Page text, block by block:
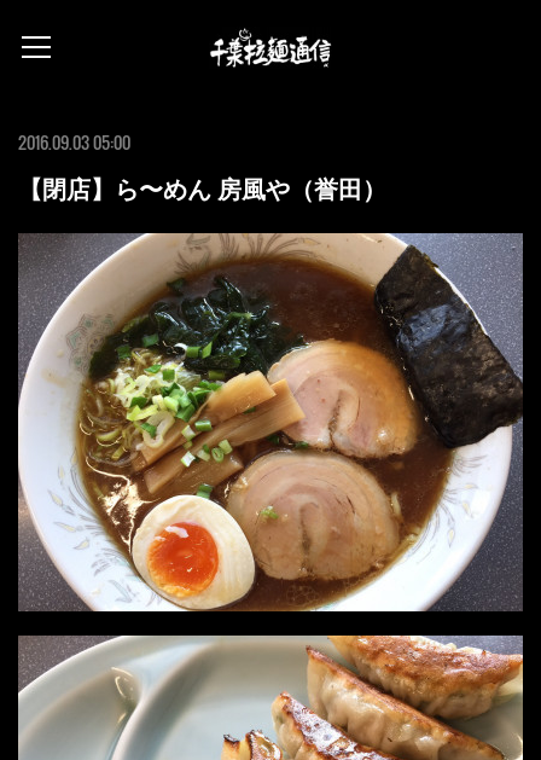
2016.09.03 05:00
【閉店】ら〜めん 房風や（誉田）